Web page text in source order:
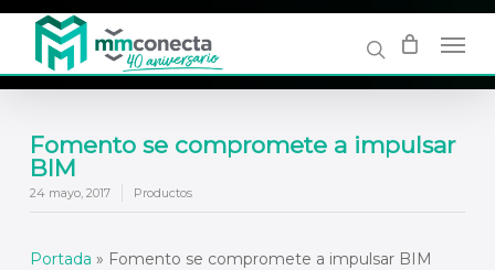
content
Fomento se compromete a impulsar
BIM
24 mayo, 2017 Productos
Portada » Fomento se compromete a impulsar BIM